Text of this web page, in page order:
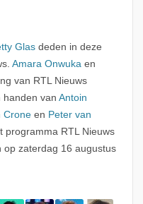
Glasdeden in deze
Amara Onwukaen
van RTL Nieuws
handen van Antoin
Croneen Peter van
programma RTL Nieuws
op zaterdag 16 augustus